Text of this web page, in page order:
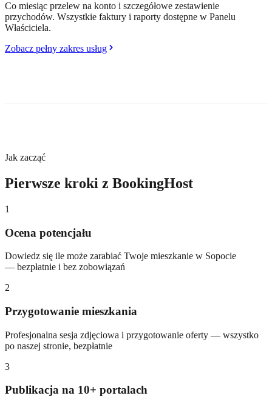
Co miesiąc przelew na konto i szczegółowe zestawienie
przychodów. Wszystkie faktury i raporty dostępne w Panelu
Właściciela.
Zobacz pełny zakres usług
Jak zacząć
Pierwsze kroki z BookingHost
1
Ocena potencjału
Dowiedz się ile może zarabiać Twoje mieszkanie w Sopocie
— bezpłatnie i bez zobowiązań
2
Przygotowanie mieszkania
Profesjonalna sesja zdjęciowa i przygotowanie oferty — wszystko
po naszej stronie, bezpłatnie
3
Publikacja na 10+ portalach